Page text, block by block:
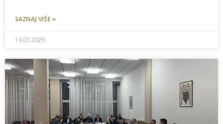
SAZNAJ VIŠE »
19.03.2026.